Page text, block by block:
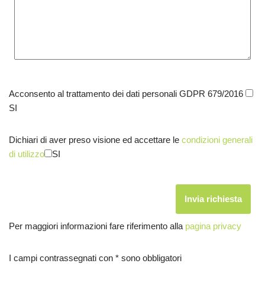
Acconsento al trattamento dei dati personali GDPR 679/2016
SI
Dichiari di aver preso visione ed accettare le condizioni generali
di utilizzo
SI
Per maggiori informazioni fare riferimento alla pagina privacy
I campi contrassegnati con * sono obbligatori